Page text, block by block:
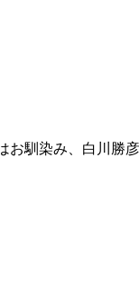
馴染み、白川勝